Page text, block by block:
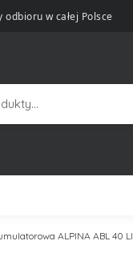
odbioru w całej Polsce
ALPINA ABL 40 LI